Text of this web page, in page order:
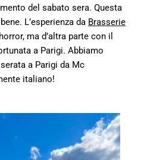
del sabato sera. Questa
L’esperienza da Brasserie
ma d’altra parte con il
a Parigi. Abbiamo
a Parigi da Mc
italiano!